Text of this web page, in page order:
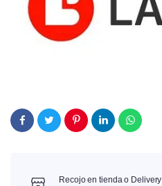
Recojo en tienda o Delivery